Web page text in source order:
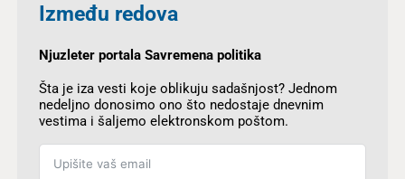
Između redova
Njuzleter portala Savremena politika
Šta je iza vesti koje oblikuju sadašnjost? Jednom
nedeljno donosimo ono što nedostaje dnevnim
vestima i šaljemo elektronskom poštom.